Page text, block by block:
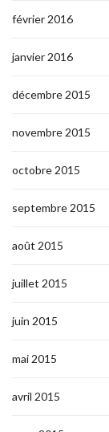
février 2016
janvier 2016
décembre 2015
novembre 2015
octobre 2015
septembre 2015
août 2015
juillet 2015
juin 2015
mai 2015
avril 2015